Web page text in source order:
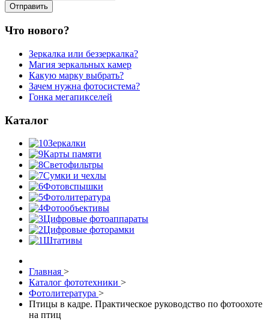
Что нового?
Зеркалка или беззеркалка?
Магия зеркальных камер
Какую марку выбрать?
Зачем нужна фотосистема?
Гонка мегапикселей
Каталог
Зеркалки
Карты памяти
Светофильтры
Сумки и чехлы
Фотовспышки
Фотолитература
Фотообъективы
Цифровые фотоаппараты
Цифровые фоторамки
Штативы
Главная >
Каталог фототехники >
Фотолитература >
Птицы в кадре. Практическое руководство по фотоохоте
на птиц